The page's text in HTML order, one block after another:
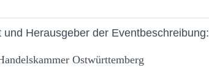
und Herausgeber der Eventbeschreibung:
Ostwürttemberg